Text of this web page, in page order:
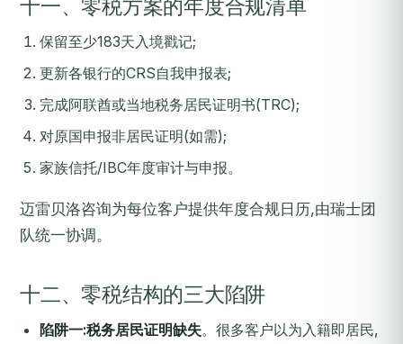
十一、零税方案的年度合规清单
保留至少183天入境戳记;
更新各银行的CRS自我申报表;
完成阿联酋或当地税务居民证明书(TRC);
对原国申报非居民证明(如需);
家族信托/IBC年度审计与申报。
迈雷贝洛咨询为每位客户提供年度合规日历,由瑞士团
队统一协调。
十二、零税结构的三大陷阱
陷阱一:税务居民证明缺失。很多客户以为入籍即居民,